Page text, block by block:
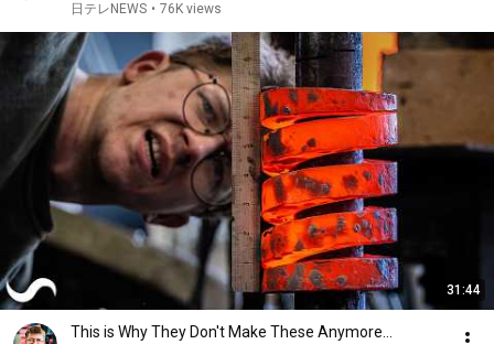
日テレNEWS • 76K views
31:44
This is Why They Don't Make These Anymore...